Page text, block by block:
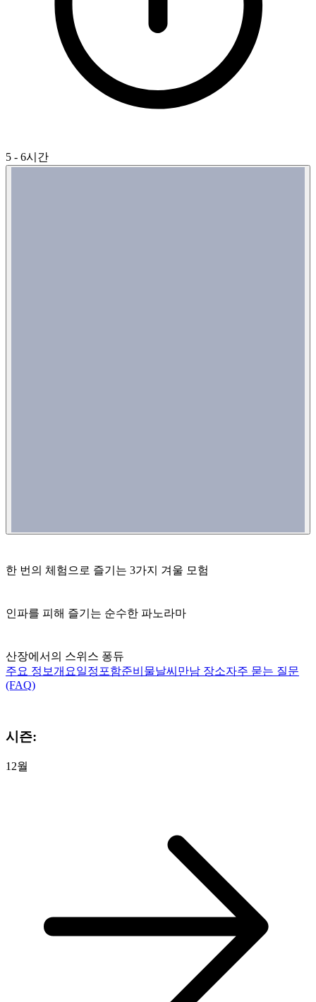
5 - 6시간
한 번의 체험으로 즐기는 3가지 겨울 모험
인파를 피해 즐기는 순수한 파노라마
산장에서의 스위스 퐁듀
주요 정보개요일정 포함준비물날씨 만남 장소자주 묻는 질문
(FAQ)
시즌:
12월